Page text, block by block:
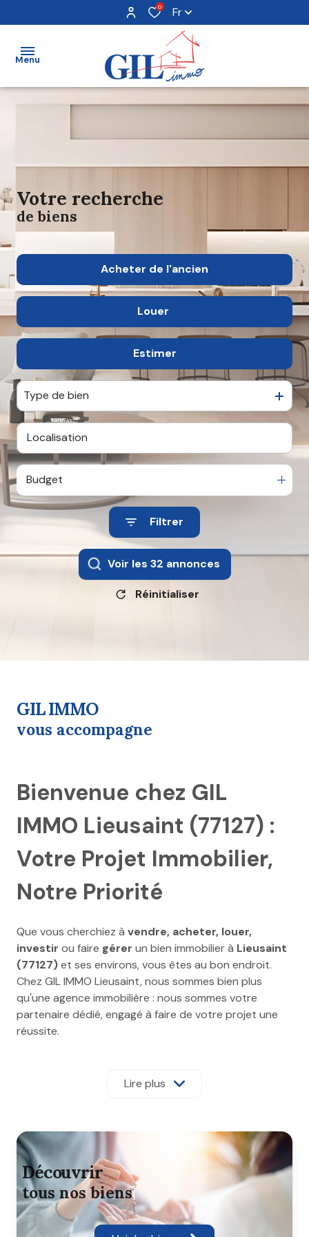
0 Fr
Menu
vendre
avis
clients
notre
votre recherche
de biens
Acheter de l'ancien
De l'immo pro
Louer
Estimer
Type de bien
Budget
Filtrer
Voir les 32 annonces
Réinitialiser
découvrir
tous nos biens
GIL IMMO
vous accompagne
Bienvenue chez GIL
IMMO Lieusaint (77127) :
Votre Projet Immobilier,
Notre Priorité
Que vous cherchiez à vendre, acheter, louer,
investir ou faire gérer un bien immobilier à Lieusaint
(77127)et ses environs, vous êtes au bon endroit.
Chez GIL IMMO Lieusaint, nous sommes bien plus
qu'une agence immobilière : nous sommes votre
partenaire dédié, engagé à faire de votre projet une
réussite.
connaissance approfondie de Lieusaint, nous vous
comprendre vos besoins et vous proposer des
solutions sur mesure.
Nos services pour concrétiser votre
projet
Lire plus